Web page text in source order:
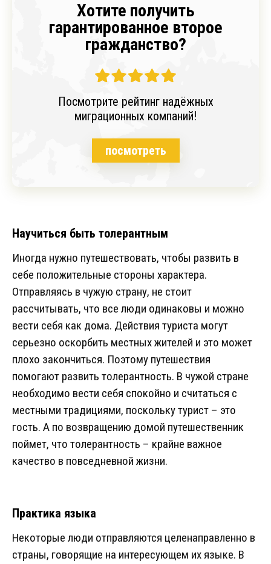
Хотите получить
гарантированное второе
гражданство?
Посмотрите рейтинг надёжных
миграционных компаний!
посмотреть
Научиться быть толерантным
Иногда нужно путешествовать, чтобы развить в
себе положительные стороны характера.
Отправляясь в чужую страну, не стоит
рассчитывать, что все люди одинаковы и можно
вести себя как дома. Действия туриста могут
серьезно оскорбить местных жителей и это может
плохо закончиться. Поэтому путешествия
помогают развить толерантность. В чужой стране
необходимо вести себя спокойно и считаться с
местными традициями, поскольку турист – это
гость. А по возвращению домой путешественник
поймет, что толерантность – крайне важное
качество в повседневной жизни.
Практика языка
Некоторые люди отправляются целенаправленно в
страны, говорящие на интересующем их языке. В